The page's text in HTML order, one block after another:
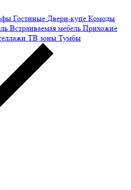
Гостиные Двери-купе Комоды
Встраиваемая мебель Прихожие
ТВ зоны Тумбы